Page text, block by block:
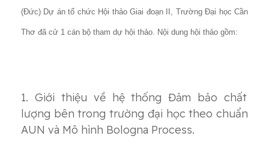
(Đức) Dự án tổ chức Hội thảo Giai đoạn II, Trường Đại học Cần
Thơ đã cử 1 cán bộ tham dự hội thảo. Nội dung hội thảo gồm:
1. Giới thiệu về hệ thống Đảm bảo chất
lượng bên trong trường đại học theo chuẩn
AUN và Mô hình Bologna Process.